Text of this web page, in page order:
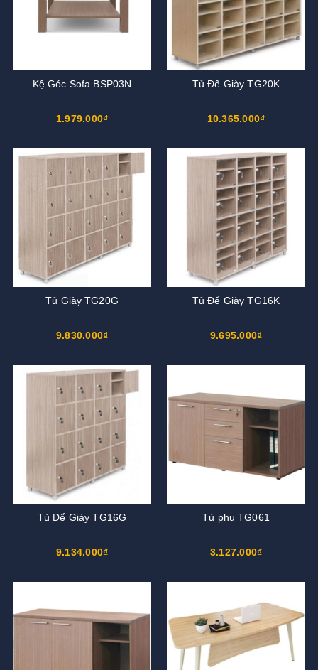
Kệ Góc Sofa BSP03N
1.979.000₫
Tủ Để Giày TG20K
10.365.000₫
Tủ Giày TG20G
9.830.000₫
Tủ Để Giày TG16K
9.695.000₫
Tủ Để Giày TG16G
9.134.000₫
Tủ phụ TG061
3.127.000₫